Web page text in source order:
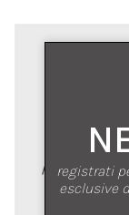
registrati
esclusive